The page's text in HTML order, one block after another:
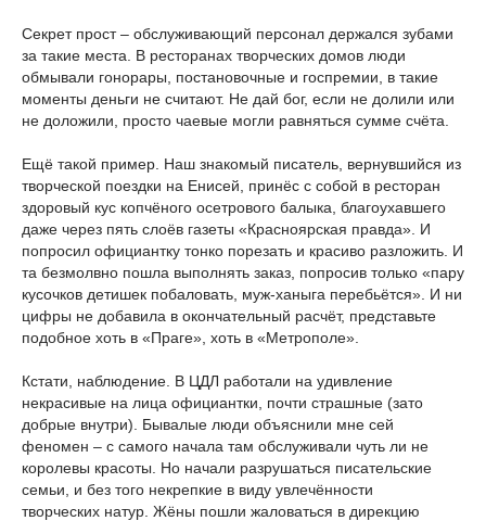
Секрет прост – обслуживающий персонал держался зубами
за такие места. В ресторанах творческих домов люди
обмывали гонорары, постановочные и госпремии, в такие
моменты деньги не считают. Не дай бог, если не долили или
не доложили, просто чаевые могли равняться сумме счёта.
Ещё такой пример. Наш знакомый писатель, вернувшийся из
творческой поездки на Енисей, принёс с собой в ресторан
здоровый кус копчёного осетрового балыка, благоухавшего
даже через пять слоёв газеты «Красноярская правда». И
попросил официантку тонко порезать и красиво разложить. И
та безмолвно пошла выполнять заказ, попросив только «пару
кусочков детишек побаловать, муж-ханыга перебьётся». И ни
цифры не добавила в окончательный расчёт, представьте
подобное хоть в «Праге», хоть в «Метрополе».
Кстати, наблюдение. В ЦДЛ работали на удивление
некрасивые на лица официантки, почти страшные (зато
добрые внутри). Бывалые люди объяснили мне сей
феномен – с самого начала там обслуживали чуть ли не
королевы красоты. Но начали разрушаться писательские
семьи, и без того некрепкие в виду увлечённости
творческих натур. Жёны пошли жаловаться в дирекцию